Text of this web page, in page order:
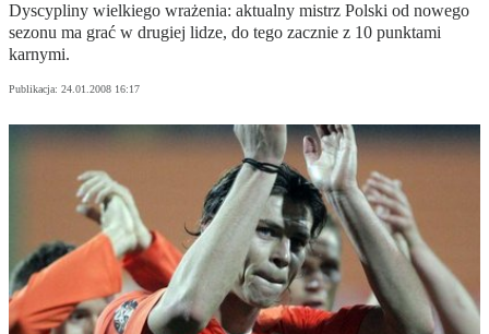
Dyscypliny wielkiego wrażenia: aktualny mistrz Polski od nowego
sezonu ma grać w drugiej lidze, do tego zacznie z 10 punktami
karnymi.
Publikacja: 24.01.2008 16:17